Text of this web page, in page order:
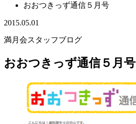
おおつきっず通信５月号
2015.05.01
満月会スタッフブログ
おおつきっず通信５月号